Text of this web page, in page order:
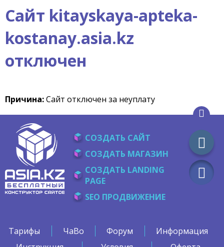
Сайт kitayskaya-apteka-
kostanay.asia.kz
отключен
Причина:Сайт отключен за неуплату
СОЗДАТЬ САЙТ
СОЗДАТЬ МАГАЗИН
СОЗДАТЬ LANDING
PAGE
SEO ПРОДВИЖЕНИЕ
Тарифы ЧаВо Форум
Информация